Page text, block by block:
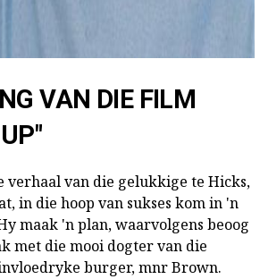
VAN DIE FILM
verhaal van die gelukkige te Hicks,
in die hoop van sukses kom in 'n
maak 'n plan, waarvolgens beoog
met die mooi dogter van die
burger, mnr Brown.